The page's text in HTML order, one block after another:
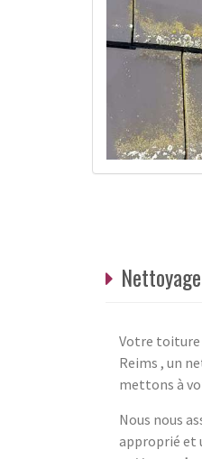
Votre toiture
Reims , un
mettons à
Nous nous
approprié et